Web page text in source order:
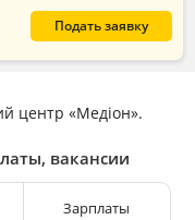
Подать заявку
центр «Медіон».
вакансии
Зарплаты